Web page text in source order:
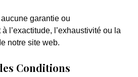
garantie ou
l’exactitude, l’exhaustivité ou la
notre site web.
Conditions